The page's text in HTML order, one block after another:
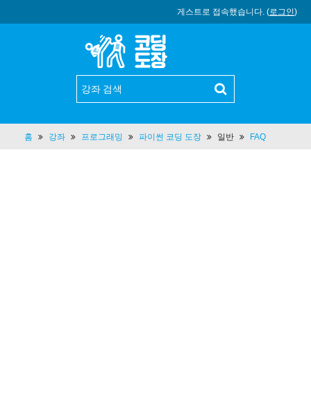
게스트로 접속했습니다. (로그인)
홈 강좌 프로그래밍 파이썬 코딩 도장 일반 FAQ